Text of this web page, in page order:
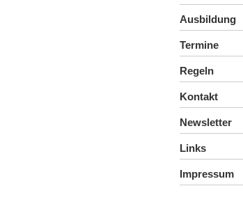
Ausbildung
Termine
Regeln
Kontakt
Newsletter
Links
Impressum